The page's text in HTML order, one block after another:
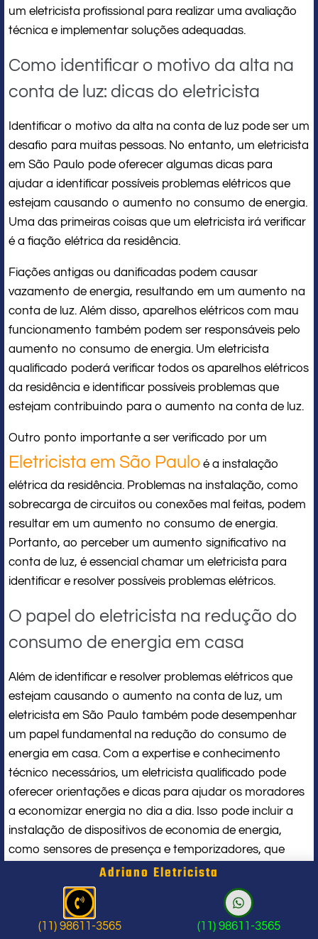
um eletricista profissional para realizar uma avaliação
técnica e implementar soluções adequadas.
Como identificar o motivo da alta na
conta de luz: dicas do eletricista
Identificar o motivo da alta na conta de luz pode ser um
desafio para muitas pessoas. No entanto, um eletricista
em São Paulo pode oferecer algumas dicas para
ajudar a identificar possíveis problemas elétricos que
estejam causando o aumento no consumo de energia.
Uma das primeiras coisas que um eletricista irá verificar
é a fiação elétrica da residência.
Fiações antigas ou danificadas podem causar
vazamento de energia, resultando em um aumento na
conta de luz. Além disso, aparelhos elétricos com mau
funcionamento também podem ser responsáveis pelo
aumento no consumo de energia. Um eletricista
qualificado poderá verificar todos os aparelhos elétricos
da residência e identificar possíveis problemas que
estejam contribuindo para o aumento na conta de luz.
Outro ponto importante a ser verificado por um
Eletricista em São Paulo é a instalação
elétrica da residência. Problemas na instalação, como
sobrecarga de circuitos ou conexões mal feitas, podem
resultar em um aumento no consumo de energia.
Portanto, ao perceber um aumento significativo na
conta de luz, é essencial chamar um eletricista para
identificar e resolver possíveis problemas elétricos.
O papel do eletricista na redução do
consumo de energia em casa
Além de identificar e resolver problemas elétricos que
estejam causando o aumento na conta de luz, um
eletricista em São Paulo também pode desempenhar
um papel fundamental na redução do consumo de
energia em casa. Com a expertise e conhecimento
técnico necessários, um eletricista qualificado pode
oferecer orientações e dicas para ajudar os moradores
a economizar energia no dia a dia. Isso pode incluir a
instalação de dispositivos de economia de energia,
como sensores de presença e temporizadores, que
ajudam a reduzir o consumo de energia em áreas da
casa que não estão sendo utilizadas.
Além disso, um eletricista em São Paulo também pode
Adriano Eletricista
(11) 98611-3565 (11) 98611-3565